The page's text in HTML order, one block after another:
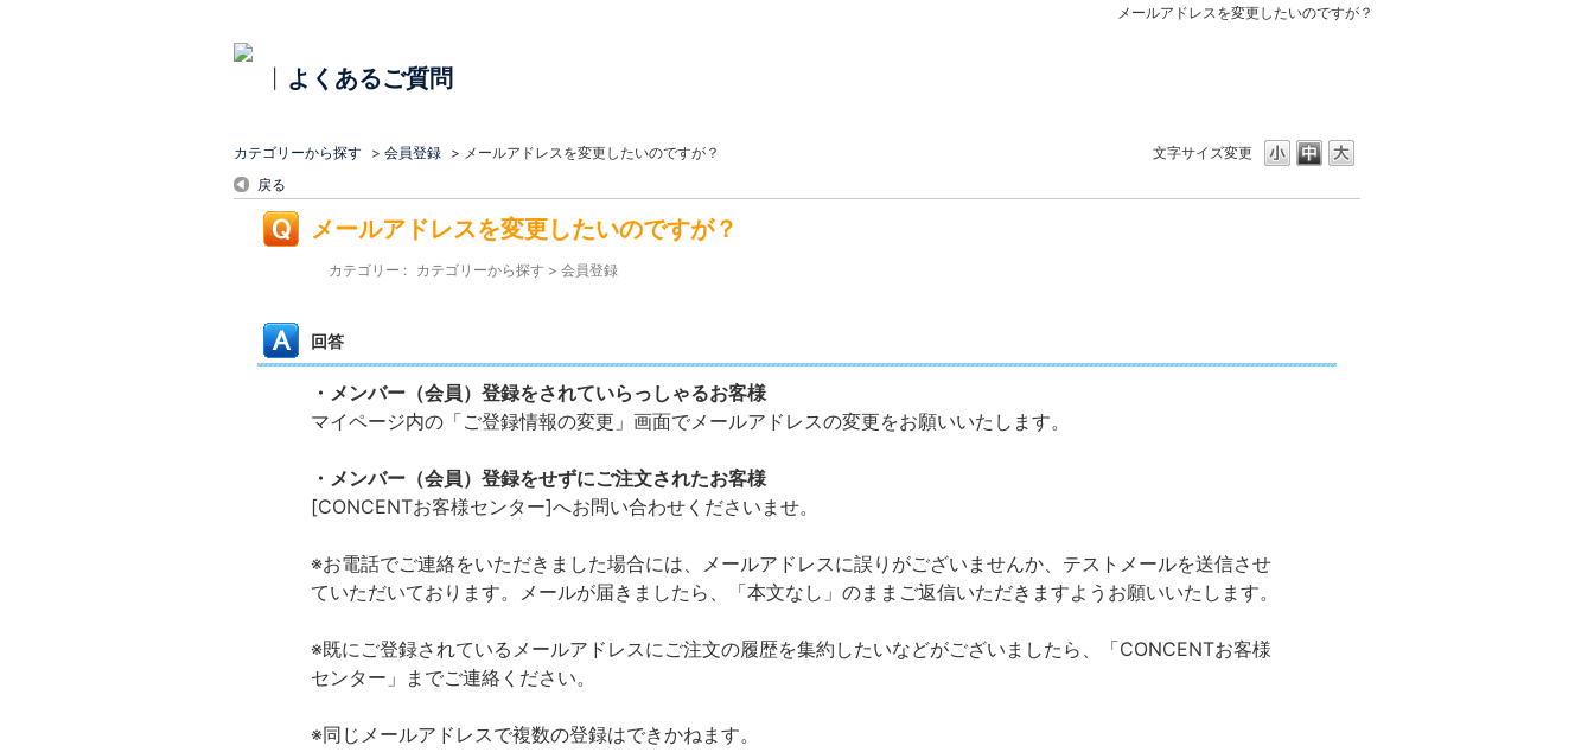
メールアドレスを変更したいのですが？
よくあるご質問
文字サイズ変更
カテゴリーから探す > 会員登録 > メールアドレスを変更したいのですが？
戻る
メールアドレスを変更したいのですが？
カテゴリー : カテゴリーから探す > 会員登録
回答
・メンバー（会員）登録をされていらっしゃるお客様
マイページ内の「ご登録情報の変更」画面でメールアドレスの変更をお願いいたします。
・メンバー（会員）登録をせずにご注文されたお客様
[CONCENTお客様センター]へお問い合わせくださいませ。
※お電話でご連絡をいただきました場合には、メールアドレスに誤りがございませんか、テストメールを送信させ
ていただいております。メールが届きましたら、「本文なし」のままご返信いただきますようお願いいたします。
※既にご登録されているメールアドレスにご注文の履歴を集約したいなどがございましたら、「CONCENTお客様
センター」までご連絡ください。
※同じメールアドレスで複数の登録はできかねます。